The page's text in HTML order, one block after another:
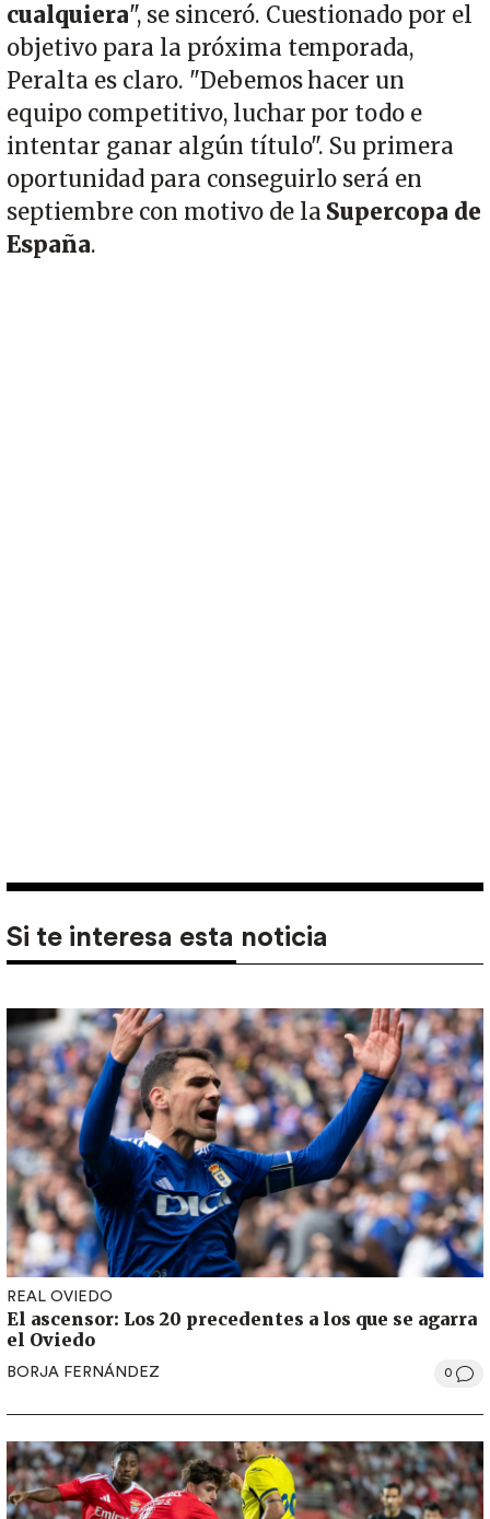
cualquiera", se sinceró. Cuestionado por el
objetivo para la próxima temporada,
Peralta es claro. "Debemos hacer un
equipo competitivo, luchar por todo e
intentar ganar algún título". Su primera
oportunidad para conseguirlo será en
septiembre con motivo de laSupercopa de
España.
Si te interesa esta noticia
REAL OVIEDO
El ascensor: Los 20 precedentes a los que se agarra
el Oviedo
BORJA FERNÁNDEZ 0